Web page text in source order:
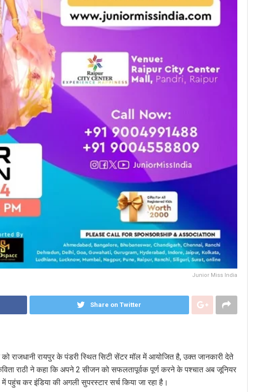
Junior Miss India
Share on Twitter
रायपुर के पंडरी स्थित सिटी सेंटर मॉल में आयोजित है, उक्त जानकारी देते
राठी ने कहा कि अपने 2 सीजन को सफलतापूर्वक पूर्ण करने के पश्चात अब जूनियर
पहुंच कर इंडिया की अगली सुपरस्टार सर्च किया जा रहा है।